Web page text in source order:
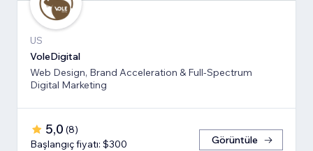
US
VoleDigital
Web Design, Brand Acceleration & Full-Spectrum
Digital Marketing
5,0 (8)
Başlangıç fiyatı: $300
Görüntüle